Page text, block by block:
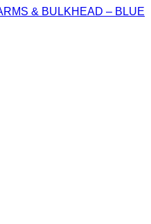
& BULKHEAD – BLUE